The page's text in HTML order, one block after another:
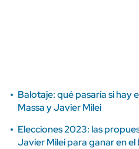
Balotaje: qué pasaría si hay
Massa y Javier Milei
Elecciones 2023: las
Javier Milei para ganar en